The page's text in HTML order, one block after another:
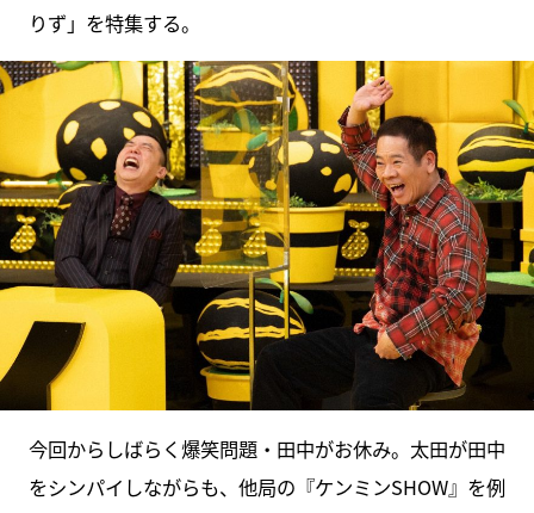
りず」を特集する。
今回からしばらく爆笑問題・田中がお休み。太田が田中
をシンパイしながらも、他局の『ケンミンSHOW』を例